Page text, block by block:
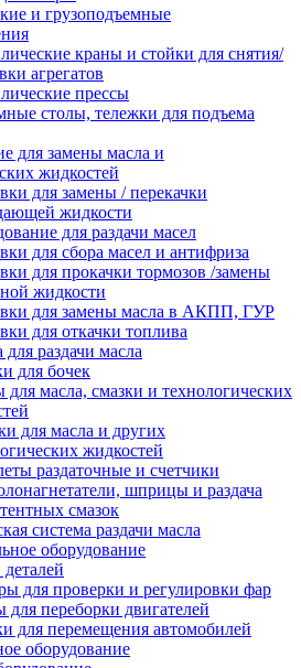
и грузоподъемные
краны и стойки для снятия/
агрегатов
прессы
столы, тележки для подъема
для замены масла и
жидкостей
для замены / перекачки
жидкости
для раздачи масел
для сбора масел и антифриза
для прокачки тормозов /замены
жидкости
для замены масла в АКПП, ГУР
для откачки топлива
раздачи масла
для бочек
для масла, смазки и технологических
для масла и других
жидкостей
раздаточные и счетчики
шприцы и раздача
смазок
система раздачи масла
оборудование
для проверки и регулировки фар
для переборки двигателей
для перемещения автомобилей
оборудование